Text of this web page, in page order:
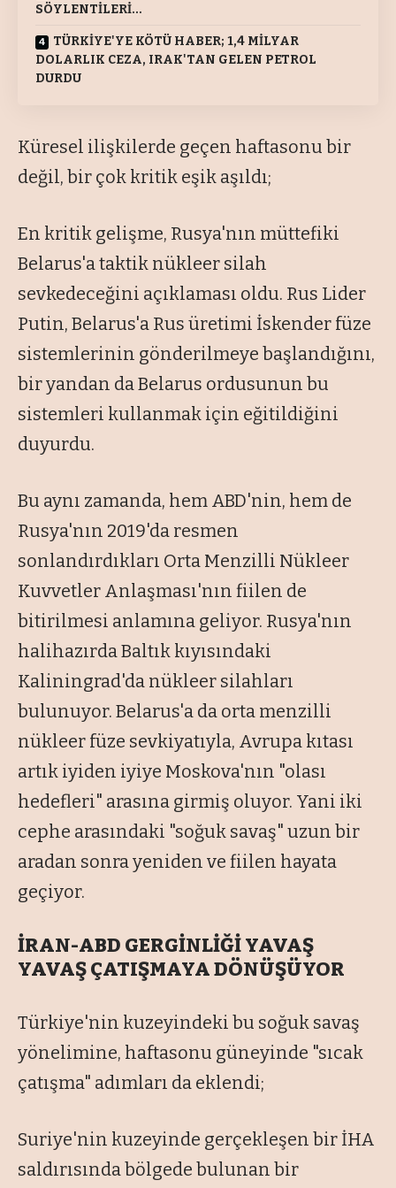
SÖYLENTİLERİ…
TÜRKİYE'YE KÖTÜ HABER; 1,4 MİLYAR
DOLARLIK CEZA, IRAK'TAN GELEN PETROL
DURDU
Küresel ilişkilerde geçen haftasonu bir
değil, bir çok kritik eşik aşıldı;
En kritik gelişme, Rusya'nın müttefiki
Belarus'a taktik nükleer silah
sevkedeceğini açıklaması oldu. Rus Lider
Putin, Belarus'a Rus üretimi İskender füze
sistemlerinin gönderilmeye başlandığını,
bir yandan da Belarus ordusunun bu
sistemleri kullanmak için eğitildiğini
duyurdu.
Bu aynı zamanda, hem ABD'nin, hem de
Rusya'nın 2019'da resmen
sonlandırdıkları Orta Menzilli Nükleer
Kuvvetler Anlaşması'nın fiilen de
bitirilmesi anlamına geliyor. Rusya'nın
halihazırda Baltık kıyısındaki
Kaliningrad'da nükleer silahları
bulunuyor. Belarus'a da orta menzilli
nükleer füze sevkiyatıyla, Avrupa kıtası
artık iyiden iyiye Moskova'nın "olası
hedefleri" arasına girmiş oluyor. Yani iki
cephe arasındaki "soğuk savaş" uzun bir
aradan sonra yeniden ve fiilen hayata
geçiyor.
İRAN-ABD GERGİNLİĞİ YAVAŞ
YAVAŞ ÇATIŞMAYA DÖNÜŞÜYOR
Türkiye'nin kuzeyindeki bu soğuk savaş
yönelimine, haftasonu güneyinde "sıcak
çatışma" adımları da eklendi;
Suriye'nin kuzeyinde gerçekleşen bir İHA
saldırısında bölgede bulunan bir